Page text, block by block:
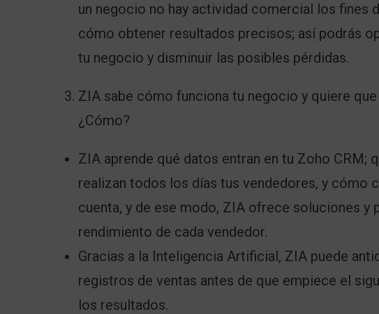
un negocio no hay actividad comercial los fines
cómo obtener resultados precisos; así podrás
tu negocio y disminuir las posibles pérdidas.
ZIA sabe cómo funciona tu negocio y quiere
¿Cómo?
ZIA aprende qué datos entran en tu Zoho CRM;
realizan todos los días tus vendedores, y cómo
cuenta, y de ese modo, ZIA ofrece soluciones y
rendimiento de cada vendedor.
Gracias a la Inteligencia Artificial, ZIA puede
registros de ventas antes de que empiece el
los resultados.